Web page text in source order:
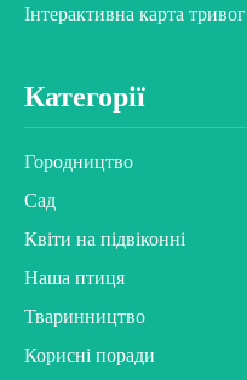
Інтерактивна карта тривог
Категорії
Городництво
Сад
Квіти на підвіконні
Наша птиця
Тваринництво
Корисні поради